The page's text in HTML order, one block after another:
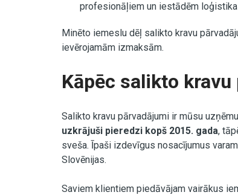
profesionāļiem un iestādēm
Minēto iemeslu dēļ salikto kravu
ievērojamām izmaksām.
Kāpēc salikto
Salikto kravu pārvadājumi ir mūsu
uzkrājuši pieredzi kopš 2015. gada,
sveša. Īpaši izdevīgus nosacījumus
Slovēnijas.
Saviem klientiem piedāvājam vairākus